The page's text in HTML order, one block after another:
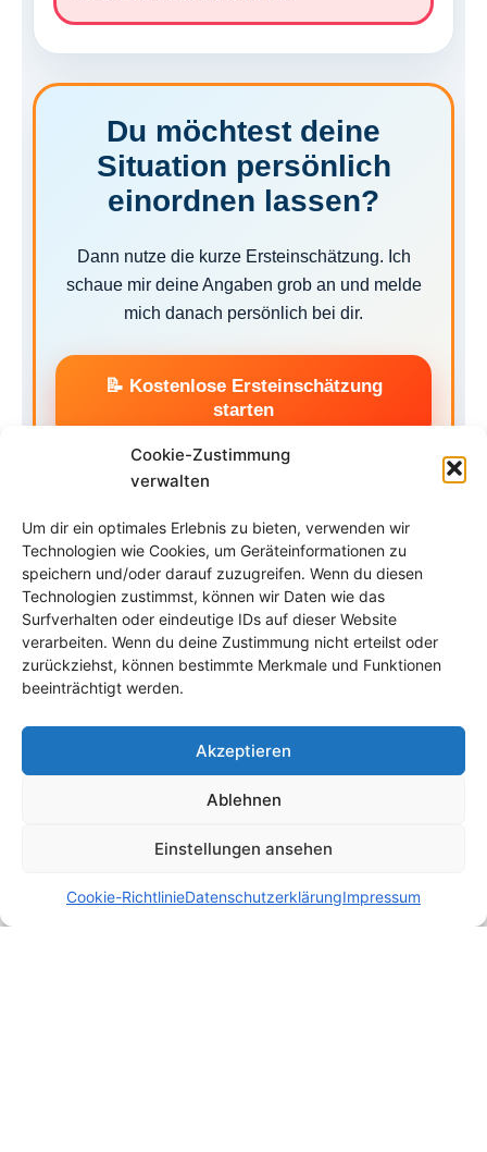
Cookie-Zustimmung
verwalten
Um dir ein optimales Erlebnis zu bieten, verwenden wir
Technologien wie Cookies, um Geräteinformationen zu
speichern und/oder darauf zuzugreifen. Wenn du diesen
Technologien zustimmst, können wir Daten wie das
Surfverhalten oder eindeutige IDs auf dieser Website
verarbeiten. Wenn du deine Zustimmung nicht erteilst oder
zurückziehst, können bestimmte Merkmale und Funktionen
beeinträchtigt werden.
Akzeptieren
Ablehnen
Einstellungen ansehen
Cookie-RichtlinieDatenschutzerklärungImpressum
Du möchtest deine
Situation persönlich
einordnen lassen?
Dann nutze die kurze Ersteinschätzung. Ich
schaue mir deine Angaben grob an und melde
mich danach persönlich bei dir.
📝 Kostenlose Ersteinschätzung
starten
Ohne Paket ist eine kurze Einschätzung per Text oder
längere Gespräche ist später ein passendes Zeitpaket
sinnvoll.